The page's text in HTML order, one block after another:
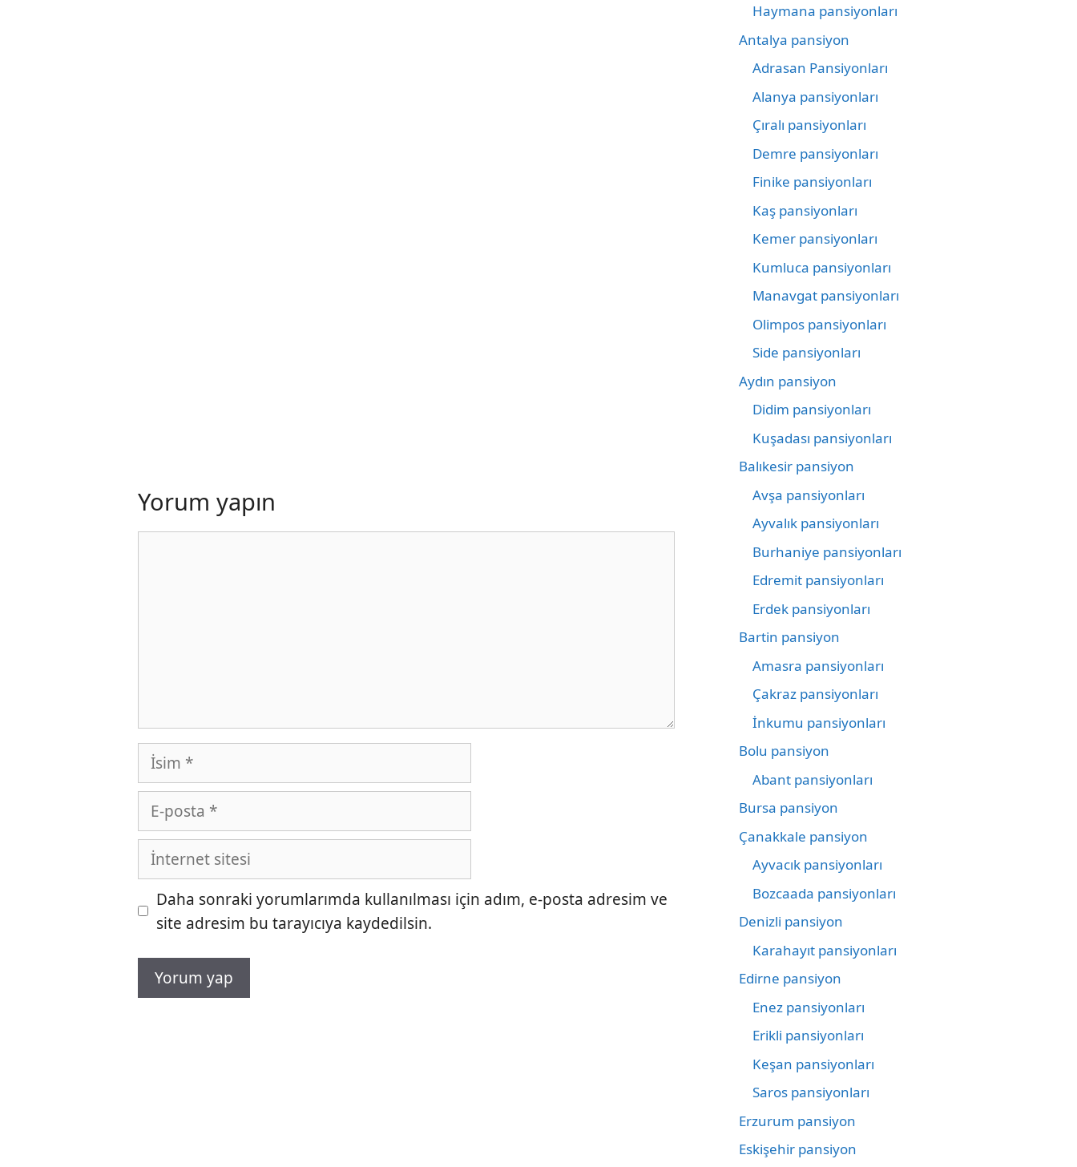
Yorum yapın
İsim
posta
İnternet
sitesi
Daha sonraki yorumlarımda kullanılması için adım, e-posta adresim ve
site adresim bu tarayıcıya kaydedilsin.
Haymana pansiyonları
Antalya pansiyon
Adrasan Pansiyonları
Alanya pansiyonları
Çıralı pansiyonları
Demre pansiyonları
Finike pansiyonları
Kaş pansiyonları
Kemer pansiyonları
Kumluca pansiyonları
Manavgat pansiyonları
Olimpos pansiyonları
Side pansiyonları
Aydın pansiyon
Didim pansiyonları
Kuşadası pansiyonları
Balıkesir pansiyon
Avşa pansiyonları
Ayvalık pansiyonları
Burhaniye pansiyonları
Edremit pansiyonları
Erdek pansiyonları
Bartin pansiyon
Amasra pansiyonları
Çakraz pansiyonları
İnkumu pansiyonları
Bolu pansiyon
Abant pansiyonları
Bursa pansiyon
Çanakkale pansiyon
Ayvacık pansiyonları
Bozcaada pansiyonları
Denizli pansiyon
Karahayıt pansiyonları
Edirne pansiyon
Enez pansiyonları
Erikli pansiyonları
Keşan pansiyonları
Saros pansiyonları
Erzurum pansiyon
Eskişehir pansiyon